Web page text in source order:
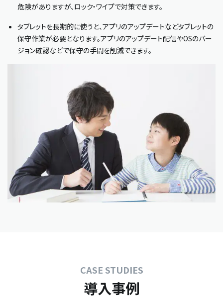
危険がありますが、ロック・ワイプで対策できます。
タブレットを長期的に使うと、アプリのアップデートなどタブレットの
保守作業が必要となります。アプリのアップデート配信やOSのバー
ジョン確認などで保守の手間を削減できます。
CASE STUDIES
導入事例